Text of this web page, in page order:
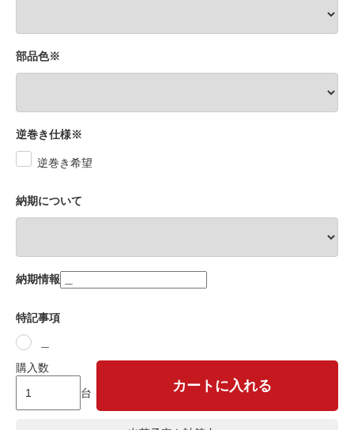
部品色※
逆巻き仕様※
逆巻き希望
納期について
納期情報
特記事項
購入数
台
カートに入れる